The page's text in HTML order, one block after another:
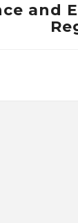
and